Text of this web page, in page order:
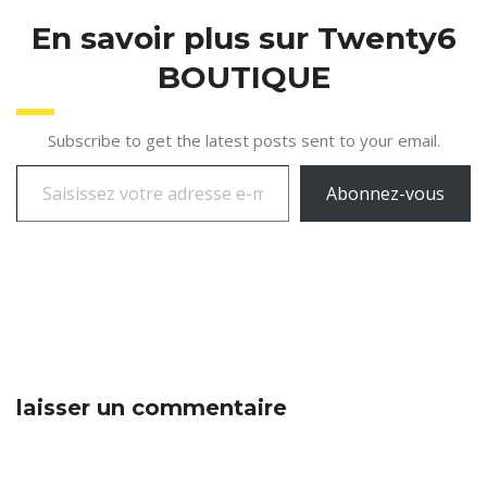
En savoir plus sur Twenty6
BOUTIQUE
Subscribe to get the latest posts sent to your email.
Abonnez-vous
laisser un commentaire